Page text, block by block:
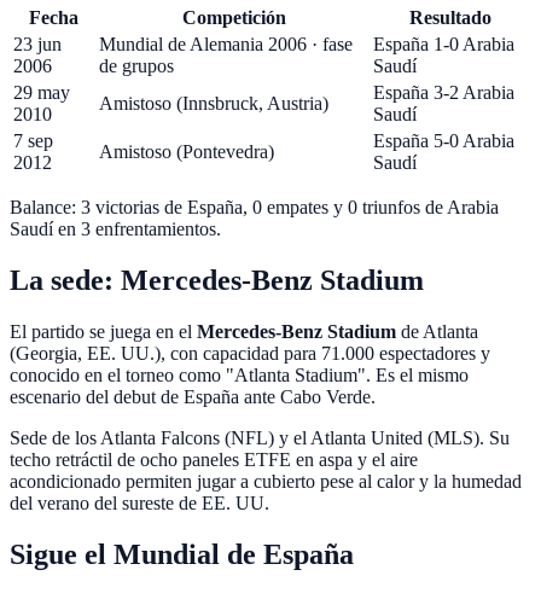
Fecha Competición
Resultado
23 jun
2006
Mundial de Alemania 2006 · fase
de grupos
España 1-0 Arabia
Saudí
29 may
2010
Amistoso (Innsbruck, Austria)
España 3-2 Arabia
Saudí
7 sep
2012
Amistoso (Pontevedra)
España 5-0 Arabia
Saudí
Balance: 3 victorias de España, 0 empates y 0 triunfos de Arabia
Saudí en 3 enfrentamientos.
La sede: Mercedes-Benz Stadium
El partido se juega en el Mercedes-Benz Stadium de Atlanta
(Georgia, EE. UU.), con capacidad para 71.000 espectadores y
conocido en el torneo como "Atlanta Stadium". Es el mismo
escenario del debut de España ante Cabo Verde.
Sede de los Atlanta Falcons (NFL) y el Atlanta United (MLS). Su
techo retráctil de ocho paneles ETFE en aspa y el aire
acondicionado permiten jugar a cubierto pese al calor y la humedad
del verano del sureste de EE. UU.
Sigue el Mundial de España